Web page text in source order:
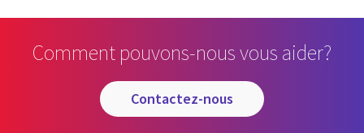
Comment pouvons-nous vous aider?
contactez-nous